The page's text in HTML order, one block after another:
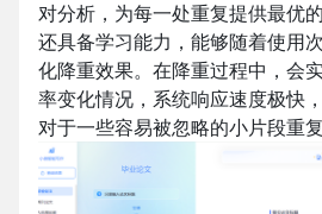
对分析，为每一处重复提供最优
还具备学习能力，能够随着使用
化降重效果。在降重过程中，会
率变化情况，系统响应速度极快
对于一些容易被忽略的小片段重